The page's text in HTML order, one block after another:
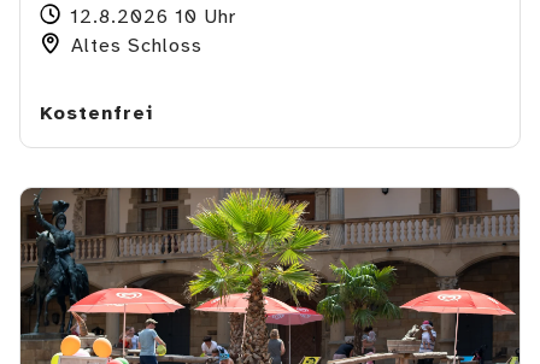
12.8.2026 10 Uhr
Altes Schloss
Kostenfrei